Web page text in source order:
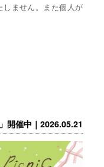
ません。また個人が
開催中｜2026.05.21